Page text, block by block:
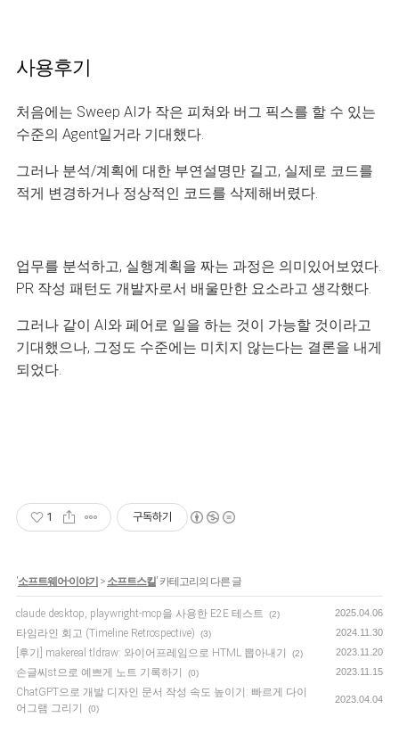
사용후기
처음에는 Sweep AI가 작은 피쳐와 버그 픽스를 할 수 있는
수준의 Agent일거라 기대했다.
그러나 분석/계획에 대한 부연설명만 길고, 실제로 코드를
적게 변경하거나 정상적인 코드를 삭제해버렸다.
업무를 분석하고, 실행계획을 짜는 과정은 의미있어보였다.
PR 작성 패턴도 개발자로서 배울만한 요소라고 생각했다.
그러나 같이 AI와 페어로 일을 하는 것이 가능할 것이라고
기대했으나, 그정도 수준에는 미치지 않는다는 결론을 내게
되었다.
1 구독하기
'소프트웨어-이야기 > 소프트스킬' 카테고리의 다른 글
claude desktop, playwright-mcp을 사용한 E2E 테스트 (2) 2025.04.06
타임라인 회고 (Timeline Retrospective) (3) 2024.11.30
[후기] makereal tldraw: 와이어프레임으로 HTML 뽑아내기 (2) 2023.11.20
손글씨st으로 예쁘게 노트 기록하기 (0) 2023.11.15
ChatGPT으로 개발 디자인 문서 작성 속도 높이기: 빠르게 다이
어그램 그리기
(0)
2023.04.04